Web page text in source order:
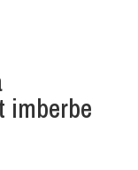
imberbe